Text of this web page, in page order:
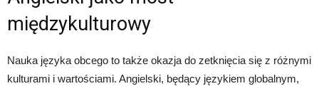
międzykulturowy
Nauka języka obcego to także okazja do zetknięcia się z różnymi
kulturami i wartościami. Angielski, będący językiem globalnym,